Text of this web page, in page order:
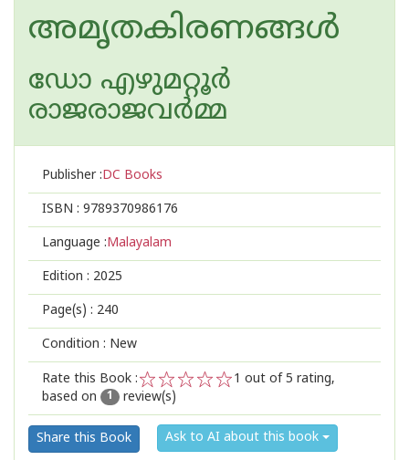
അമൃതകിരണങ്ങൾ
ഡോ എഴുമറ്റൂര്‍
രാജരാജവര്‍മ്മ
Publisher :DC Books
ISBN : 9789370986176
Language :Malayalam
Edition : 2025
Page(s) : 240
Condition : New
Rate this Book :
2
1
1 out of 5 rating,
based on
1 review(s)
Share this Book Ask to AI about this book